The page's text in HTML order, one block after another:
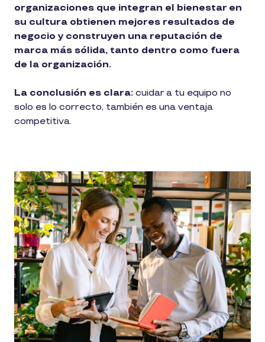
organizaciones que integran el bienestar en
su cultura obtienen mejores resultados de
negocio y construyen una reputación de
marca más sólida, tanto dentro como fuera
de la organización.
La conclusión es clara: cuidar a tu equipo no
solo es lo correcto, también es una ventaja
competitiva.